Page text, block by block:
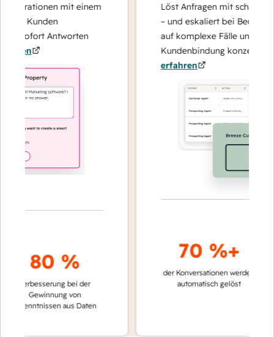
mit einem
Kunden
Antworten
80 %
Verbesserung bei der
Gewinnung von
aus Daten
Löst Anfragen mit schnellen,
– und eskaliert bei Bedarf,
auf komplexe Fälle und den
Kundenbindung konzentrieren
erfahren
70 %+
der Konversationen werden
automatisch gelöst